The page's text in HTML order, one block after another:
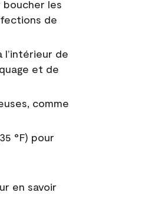
boucher les
de
l’intérieur de
et de
comme
°F) pour
en savoir